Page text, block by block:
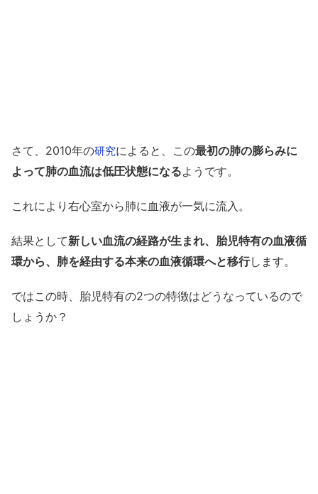
さて、2010年の研究によると、この最初の肺の膨らみに
よって肺の血流は低圧状態になるようです。
これにより右心室から肺に血液が一気に流入。
結果として新しい血流の経路が生まれ、胎児特有の血液循
環から、肺を経由する本来の血液循環へと移行します。
ではこの時、胎児特有の2つの特徴はどうなっているので
しょうか？